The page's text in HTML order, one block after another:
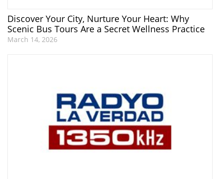
Discover Your City, Nurture Your Heart: Why
Scenic Bus Tours Are a Secret Wellness Practice
March 14, 2026